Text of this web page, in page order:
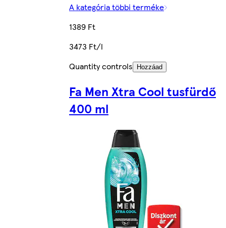
A kategória többi terméke
1389 Ft
3473 Ft/l
Quantity controls
Hozzáad
Fa Men Xtra Cool tusfürdő
400 ml